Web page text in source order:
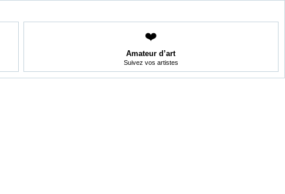
❤️
Amateur d’art
Suivez vos artistes